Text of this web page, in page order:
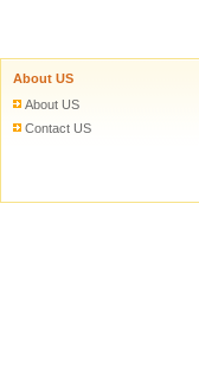
About US
About US
Contact US